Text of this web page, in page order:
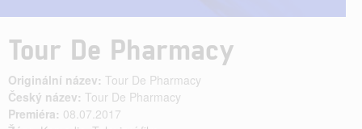
Tour De Pharmacy
Originální název: Tour De Pharmacy
Český název: Tour De Pharmacy
Premiéra: 08.07.2017